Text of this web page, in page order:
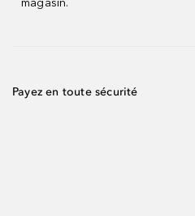
magasin.
Payez en toute sécurité